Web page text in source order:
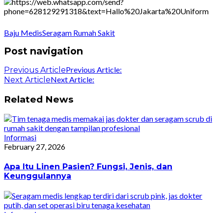
Baju MedisSeragam Rumah Sakit
Post navigation
Previous ArticlePrevious Article:
Next ArticleNext Article:
Related News
Informasi
February 27, 2026
Apa Itu Linen Pasien? Fungsi, Jenis, dan
Keunggulannya